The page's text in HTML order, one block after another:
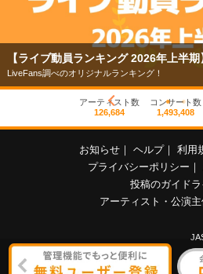
【ライブ動員ランキング 2026年上半期
LiveFans調べのオリジナルランキング！
アーティスト数
126,684
コンサート数
1,493,408
お知らせ ｜ ヘルプ｜ 利用
プライバシーポリシー ｜
投稿のガイドラ
アーティスト・公演